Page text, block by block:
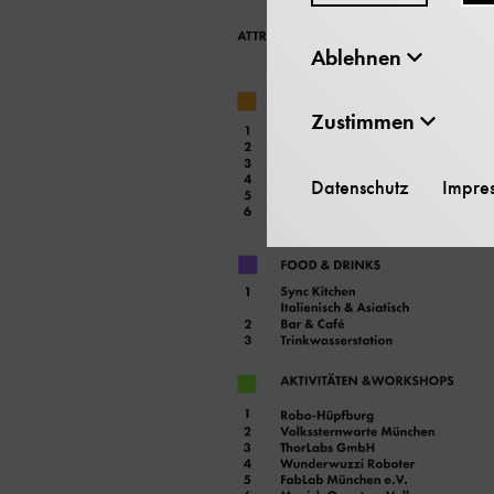
Ablehnen
Zustimmen
Datenschutz